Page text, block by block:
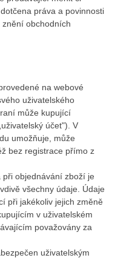
práva a povinnosti
obchodních
na webové
uživatelského
může kupující
účet"). V
umožňuje, může
bez registrace přímo z
objednávání zboží je
všechny údaje. Údaje
při jakékoliv jejich změně
v uživatelském
považovány za
uživatelským